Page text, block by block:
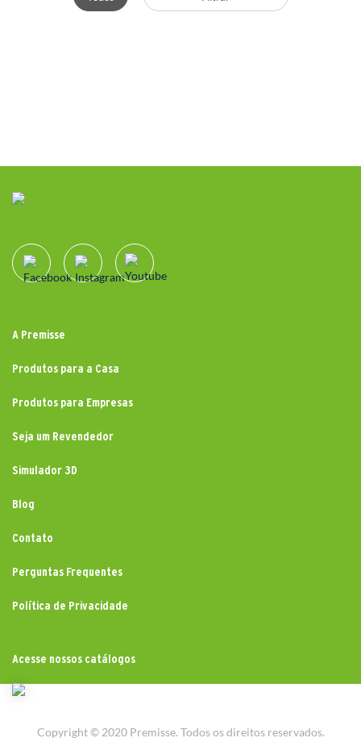
A Premisse
Produtos para a Casa
Produtos para Empresas
Seja um Revendedor
Simulador 3D
Blog
Contato
Perguntas Frequentes
Política de Privacidade
Acesse nossos catálogos
Copyright © 2020 Premisse. Todos os direitos reservados.